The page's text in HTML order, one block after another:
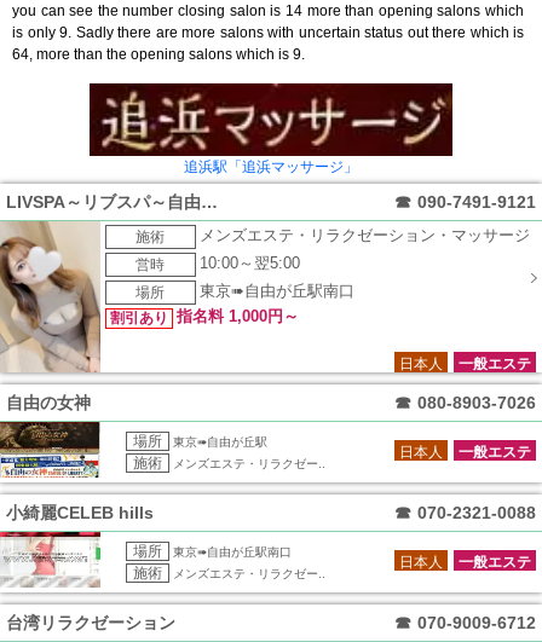
you can see the number closing salon is 14 more than opening salons which
is only 9. Sadly there are more salons with uncertain status out there which is
64, more than the opening salons which is 9.
追浜駅「追浜マッサージ」
LIVSPA～リブスパ～自由が丘ルーム ☎ 090-7491-9121
施術
メンズエステ・リラクゼーション・マッサージ
営時
10:00～翌5:00
場所
東京➠自由が丘駅南口
割引あり
指名料 1,000円～
一般エステ
日本人
自由の女神 ☎ 080-8903-7026
場所 東京➠自由が丘駅
施術 メンズエステ・リラクゼー..
一般エステ
日本人
小綺麗CELEB hills ☎ 070-2321-0088
場所 東京➠自由が丘駅南口
施術 メンズエステ・リラクゼー..
一般エステ
日本人
台湾リラクゼーション ☎ 070-9009-6712